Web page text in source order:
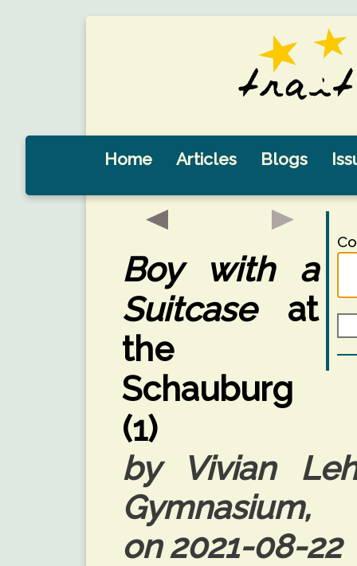
Home Articles Blogs
Boy with a
Suitcaseat
the
Schauburg
(1)
by Vivian
Gymnasium,
on 2021-08-22